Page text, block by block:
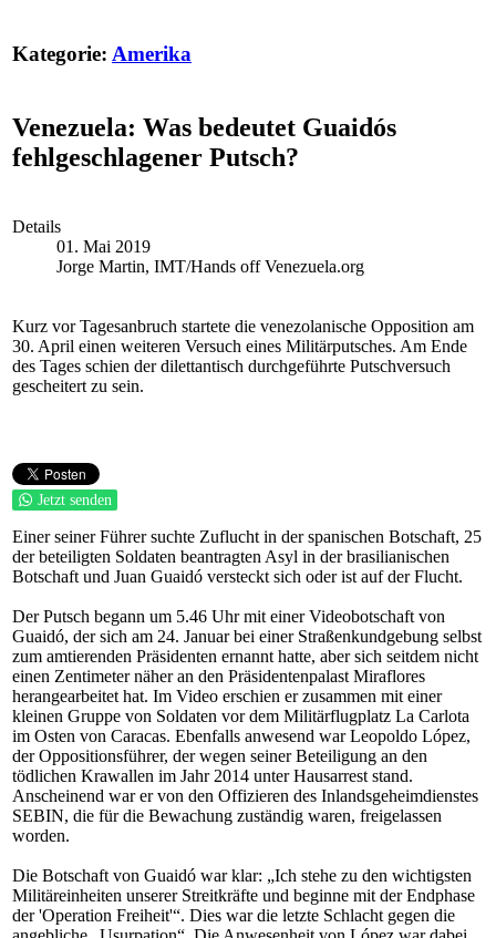
Kategorie: Amerika
Venezuela: Was bedeutet Guaidós
fehlgeschlagener Putsch?
Details
01. Mai 2019
Jorge Martin, IMT/Hands off Venezuela.org
Kurz vor Tagesanbruch startete die venezolanische Opposition am
30. April einen weiteren Versuch eines Militärputsches. Am Ende
des Tages schien der dilettantisch durchgeführte Putschversuch
gescheitert zu sein.
Jetzt senden
Einer seiner Führer suchte Zuflucht in der spanischen Botschaft, 25
der beteiligten Soldaten beantragten Asyl in der brasilianischen
Botschaft und Juan Guaidó versteckt sich oder ist auf der Flucht.
Der Putsch begann um 5.46 Uhr mit einer Videobotschaft von
Guaidó, der sich am 24. Januar bei einer Straßenkundgebung selbst
zum amtierenden Präsidenten ernannt hatte, aber sich seitdem nicht
einen Zentimeter näher an den Präsidentenpalast Miraflores
herangearbeitet hat. Im Video erschien er zusammen mit einer
kleinen Gruppe von Soldaten vor dem Militärflugplatz La Carlota
im Osten von Caracas. Ebenfalls anwesend war Leopoldo López,
der Oppositionsführer, der wegen seiner Beteiligung an den
tödlichen Krawallen im Jahr 2014 unter Hausarrest stand.
Anscheinend war er von den Offizieren des Inlandsgeheimdienstes
SEBIN, die für die Bewachung zuständig waren, freigelassen
worden.
Die Botschaft von Guaidó war klar: „Ich stehe zu den wichtigsten
Militäreinheiten unserer Streitkräfte und beginne mit der Endphase
der 'Operation Freiheit'“. Dies war die letzte Schlacht gegen die